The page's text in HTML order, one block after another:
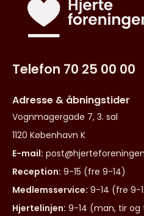
Telefon 70 25 00 00
Adresse & åbningstider
Vognmagergade 7, 3. sal
1120 København K
E-mail:
Reception: 9-15 (fre 9-14)
Medlemsservice: 9-14 (fre 9-
Hjertelinjen: 9-14 (man, tir og